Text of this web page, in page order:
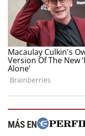
MÁS EN